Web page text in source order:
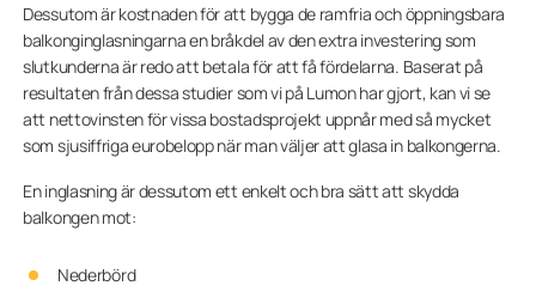
Dessutom är kostnaden för att bygga de ramfria och öppningsbara
balkonginglasningarna en bråkdel av den extra investering som
slutkunderna är redo att betala för att få fördelarna. Baserat på
resultaten från dessa studier som vi på Lumon har gjort, kan vi se
att nettovinsten för vissa bostadsprojekt uppnår med så mycket
som sjusiffriga eurobelopp när man väljer att glasa in balkongerna.
En inglasning är dessutom ett enkelt och bra sätt att skydda
balkongen mot:
Nederbörd